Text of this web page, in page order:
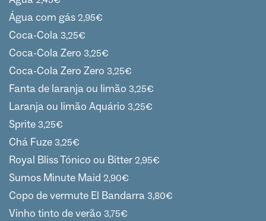
Água com gás 2,95€
Coca-Cola 3,25€
Coca-Cola Zero 3,25€
Coca-Cola Zero Zero 3,25€
Fanta de laranja ou limão 3,25€
Laranja ou limão Aquário 3,25€
Sprite 3,25€
Chá Fuze 3,25€
Royal Bliss Tónico ou Bitter 2,95€
Sumos Minute Maid 2,90€
Copo de vermute El Bandarra 3,80€
Vinho tinto de verão 3,75€